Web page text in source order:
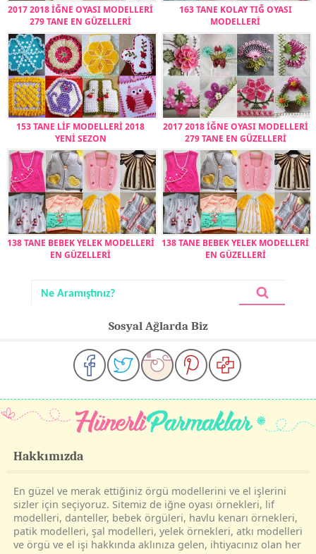
2017 2018 İĞNE OYASI MODELLERİ
279 TANE EN GÜZELLERİ
163 TANE KOLAY TIĞ OYASI
MODELLERİ
153 TANE LİF MODELLERİ 2018
YENİ SEZON
2017 2018 İĞNE OYASI MODELLERİ
279 TANE EN GÜZELLERİ
138 TANE BEBEK YELEK MODELLERİ
EN GÜZELLERİ
138 TANE BEBEK YELEK MODELLERİ
EN GÜZELLERİ
Sosyal Ağlarda Biz
Hakkımızda
En güzel ve merak ettiğiniz örgü modellerini ve el işlerini
sizler için seçiyoruz. Sitemiz de iğne oyası örnekleri, lif
modelleri, danteller, bebek örgüleri, havlu kenarı örnekleri,
patik modelleri, şal modelleri, yelek örnekleri, atkı modelleri
ve örgü ve el işi hakkında aklınıza gelen, ihtiyacınız olan her